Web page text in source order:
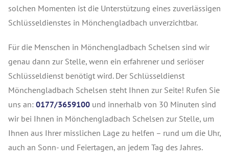
solchen Momenten ist die Unterstützung eines zuverlässigen
Schlüsseldienstes in Mönchengladbach unverzichtbar.
Für die Menschen in Mönchengladbach Schelsen sind wir
genau dann zur Stelle, wenn ein erfahrener und seriöser
Schlüsseldienst benötigt wird. Der Schlüsseldienst
Mönchengladbach Schelsen steht Ihnen zur Seite! Rufen Sie
uns an: 0177/3659100 und innerhalb von 30 Minuten sind
wir bei Ihnen in Mönchengladbach Schelsen zur Stelle, um
Ihnen aus Ihrer misslichen Lage zu helfen – rund um die Uhr,
auch an Sonn- und Feiertagen, an jedem Tag des Jahres.